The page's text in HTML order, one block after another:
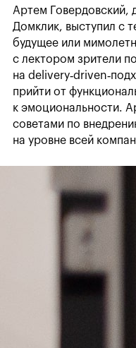
Артем Говердовский,
Домклик, выступил с
будущее или
с лектором зрители
на
прийти от
к эмоциональности.
советами по
на уровне всей